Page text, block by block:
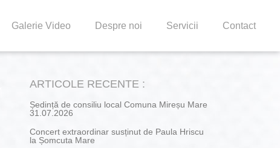
Galerie Video Despre noi Servicii Contact
ARTICOLE RECENTE :
Ședință de consiliu local Comuna Mireșu Mare
31.07.2026
Concert extraordinar susținut de Paula Hriscu
la Șomcuta Mare